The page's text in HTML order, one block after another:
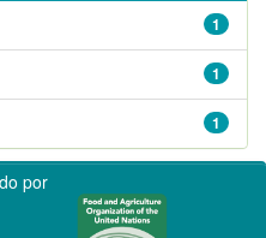
1
1
1
por